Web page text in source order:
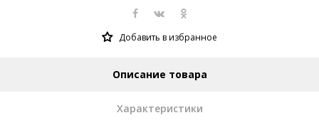
Добавить в избранное
Описание товара
Характеристики